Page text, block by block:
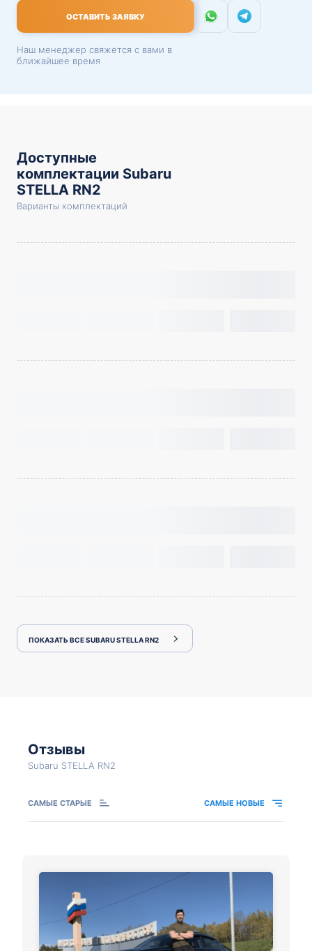
ОСТАВИТЬ ЗАЯВКУ
Наш менеджер свяжется с вами в
ближайшее время
Доступные
комплектации Subaru
STELLA RN2
Варианты комплектаций
ПОКАЗАТЬ ВСЕ SUBARU STELLA RN2
Отзывы
Subaru STELLA RN2
САМЫЕ СТАРЫЕ САМЫЕ НОВЫЕ